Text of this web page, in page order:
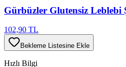
Gürbüzler Glutensiz Leblebi
102,90 TL
Bekleme Listesine Ekle
Hızlı Bilgi